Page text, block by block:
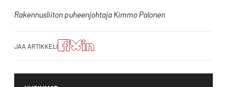
Rakennusliiton puheenjohtaja Kimmo Palonen
JAA ARTIKKELI
Jaa
artikkeli
Facebookissa
Jaa
artikkeli
Blueskyssa
Jako:
Jaa
artikkeli
LinkedIn:ssä